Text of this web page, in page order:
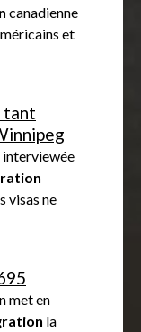
canadienne
et
tant
interviewée
visas ne
met en
la